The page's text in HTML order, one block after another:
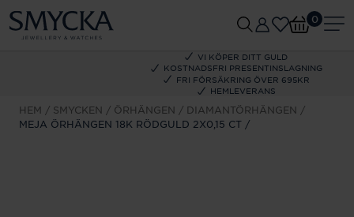
VI KÖPER DITT GULD
KOSTNADSFRI PRESENTINSLAGNING
FRI FÖRSÄKRING ÖVER 695KR
HEMLEVERANS
0
HEM SMYCKEN ÖRHÄNGEN
DIAMANTÖRHÄNGEN
MEJA ÖRHÄNGEN 18K RÖDGULD 2X0,15 CT